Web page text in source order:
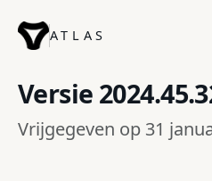
ATLAS
Versie
Vrijgegeven op 31